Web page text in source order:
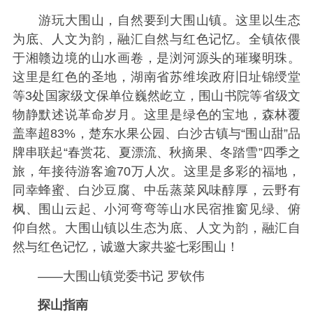
游玩大围山，自然要到大围山镇。这里以生态
为底、人文为韵，融汇自然与红色记忆。全镇依偎
于湘赣边境的山水画卷，是浏河源头的璀璨明珠。
这里是红色的圣地，湖南省苏维埃政府旧址锦绶堂
等3处国家级文保单位巍然屹立，围山书院等省级文
物静默述说革命岁月。这里是绿色的宝地，森林覆
盖率超83%，楚东水果公园、白沙古镇与“围山甜”品
牌串联起“春赏花、夏漂流、秋摘果、冬踏雪”四季之
旅，年接待游客逾70万人次。这里是多彩的福地，
同幸蜂蜜、白沙豆腐、中岳蒸菜风味醇厚，云野有
枫、围山云起、小河弯弯等山水民宿推窗见绿、俯
仰自然。大围山镇以生态为底、人文为韵，融汇自
然与红色记忆，诚邀大家共鉴七彩围山！
——大围山镇党委书记 罗钦伟
探山指南